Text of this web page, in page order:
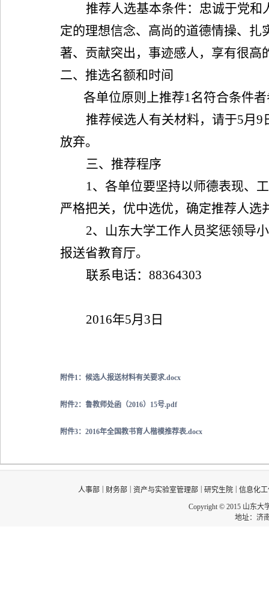
推荐人选基本条件：忠诚于党
定的理想信念、高尚的道德情操、
著、贡献突出，事迹感人，享有很
二、推选名额和时间
各单位原则上推荐1名符合条件
推荐候选人有关材料，请于5月 9
放弃。
三、推荐程序
1、各单位要坚持以师德表现、
严格把关，优中选优，确定推荐人选
2、山东大学工作人员奖惩领导
报送省教育厅。
联系电话： 88364303
2016年5月 3 日
附件1：候选人报送材料有关要求.docx
附件2：鲁教师处函（2016）15号.pdf
附件3：2016年全国教书育人楷模推荐表.docx
人事部 财务部 资产与实验室管理部 研究生院
信息化
Copyright © 2015 山东大
地址：济